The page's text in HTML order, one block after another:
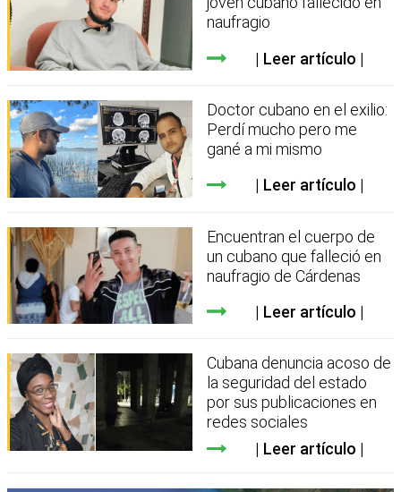
naufragio
Leer artículo
Doctor cubano en el exilio:
Perdí mucho pero me
gané a mi mismo
Leer artículo
Encuentran el cuerpo de
un cubano que falleció en
naufragio de Cárdenas
Leer artículo
Cubana denuncia acoso de
la seguridad del estado
por sus publicaciones en
redes sociales
Leer artículo